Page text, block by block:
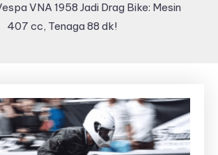
VNA 1958 Jadi Drag Bike: Mesin
407 cc, Tenaga 88 dk!